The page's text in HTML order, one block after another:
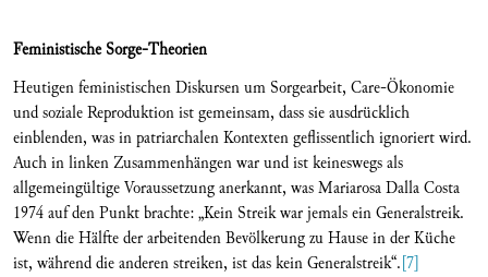
Feministische Sorge-Theorien
Heutigen feministischen Diskursen um Sorgearbeit, Care-Ökonomie
und soziale Reproduktion ist gemeinsam, dass sie ausdrücklich
einblenden, was in patriarchalen Kontexten geflissentlich ignoriert wird.
Auch in linken Zusammenhängen war und ist keineswegs als
allgemeingültige Voraussetzung anerkannt, was Mariarosa Dalla Costa
1974 auf den Punkt brachte: „Kein Streik war jemals ein Generalstreik.
Wenn die Hälfte der arbeitenden Bevölkerung zu Hause in der Küche
ist, während die anderen streiken, ist das kein Generalstreik“.[7]